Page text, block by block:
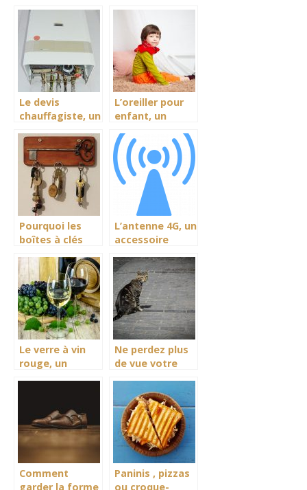
plongée?
regard
attention sur
votre domicile
Le devis
chauffagiste, un
regorgeant
toutes les
données depuis
l’achat,
l’installation et
l’entretien de
votre chauffage
L’oreiller pour
enfant, un
porteur de
confort et
sécurité pour
votre enfant
Pourquoi les
boîtes à clés
?
L’antenne 4G, un
accessoire
une excellente
réception du
signal
Le verre à vin
rouge, un
consommation
de votre vin
Ne perdez plus
de vue votre
maison
Comment
garder la forme
Paninis , pizzas
ou croque-